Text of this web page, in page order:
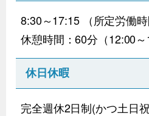
8:30～17:15 （所定労働時
休憩時間：60分（12:00～
休日休暇
完全週休2日制(かつ土日